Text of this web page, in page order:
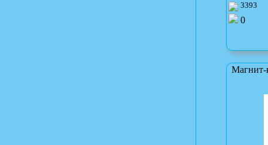
3393
0
Магнит-